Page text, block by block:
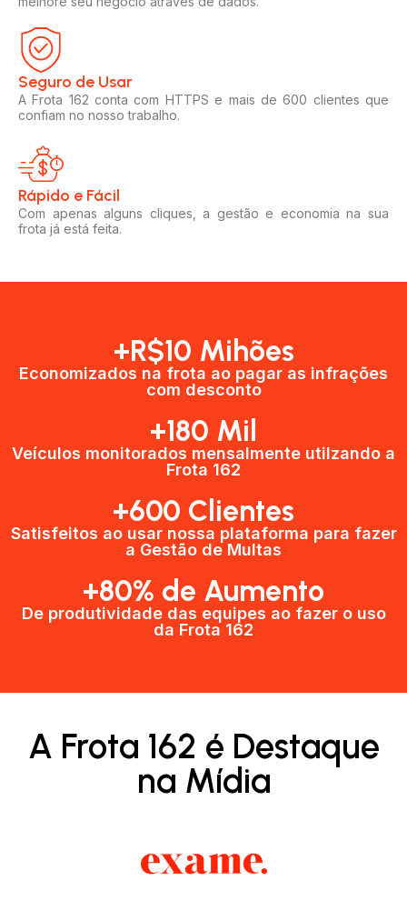
Seguro de Usar​
A Frota 162 conta com HTTPS e mais de 600 clientes que
confiam no nosso trabalho.
Rápido e Fácil​
Com apenas alguns cliques, a gestão e economia na sua
frota já está feita.
+R$10 Mihões
Economizados na frota ao pagar as infrações
com desconto
+180 Mil
Veículos monitorados mensalmente utilzando a
Frota 162
+600 Clientes​
Satisfeitos ao usar nossa plataforma para fazer
a Gestão de Multas​
+80% de Aumento
De produtividade das equipes ao fazer o uso
da Frota 162​
A Frota 162 é Destaque
na Mídia